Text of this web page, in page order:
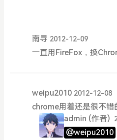
南寻 2012-12-09
一直用FireFox，换
weipu2010 2012-12-08
chrome用着还是很不错
admin (作者)
@weipu2010